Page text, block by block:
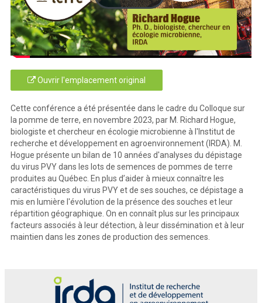
Ouvrir l'emplacement original
Cette conférence a été présentée dans le cadre du Colloque sur
la pomme de terre, en novembre 2023, par M. Richard Hogue,
biologiste et chercheur en écologie microbienne à l'Institut de
recherche et développement en agroenvironnement (IRDA). M.
Hogue présente un bilan de 10 années d'analyses du dépistage
du virus PVY dans les lots de semences de pommes de terre
produites au Québec. En plus d’aider à mieux connaître les
caractéristiques du virus PVY et de ses souches, ce dépistage a
mis en lumière l'évolution de la présence des souches et leur
répartition géographique. On en connaît plus sur les principaux
facteurs associés à leur détection, à leur dissémination et à leur
maintien dans les zones de production des semences.